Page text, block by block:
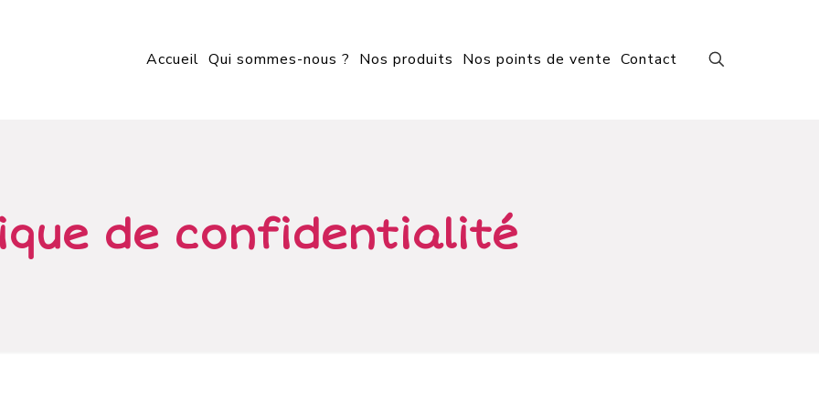
Accueil Qui sommes-nous ? Nos produits Nos points de vente Contact
de confidentialité